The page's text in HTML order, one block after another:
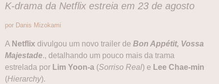
K-drama da Netflix estreia em 23 de agosto
por Danis Mizokami
A Netflix divulgou um novo trailer de Bon Appétit, Vossa
Majestade., detalhando um pouco mais da trama
estrelada por Lim Yoon-a (Sorriso Real) e Lee Chae-min
(Hierarchy).